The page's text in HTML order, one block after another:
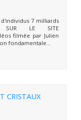
7 milliards
SUR LE SITE
filmée par Julien
fondamentale...
CRISTAUX